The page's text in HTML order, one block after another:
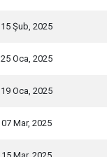
15 Şub, 2025
25 Oca, 2025
19 Oca, 2025
07 Mar, 2025